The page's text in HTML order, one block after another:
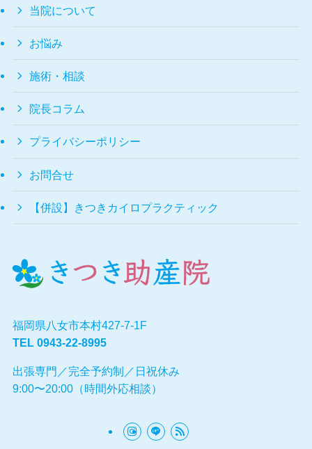
当院について
お悩み
施術・相談
院長コラム
プライバシーポリシー
お問合せ
【併設】きつきカイロプラクティック
福岡県八女市本村427-7-1F
TEL 0943-22-8995
出張専門／完全予約制／日祝休み
9:00〜20:00（時間外応相談）